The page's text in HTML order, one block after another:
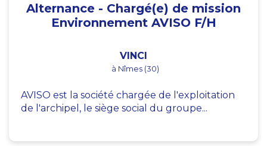
Alternance - Chargé(e) de mission
Environnement AVISO F/H
VINCI
à Nîmes (30)
AVISO est la société chargée de l'exploitation
de l'archipel, le siège social du groupe...